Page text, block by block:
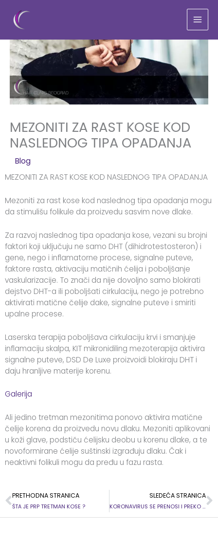
sadržaj
MEZONITI ZA RAST KOSE KOD
NASLEDNOG TIPA OPADANJA
Blog
MEZONITI ZA RAST KOSE KOD NASLEDNOG TIPA OPADANJA
Mezoniti za rast kose kod naslednog tipa opadanja mogu
da stimulišu folikule da proizvedu sasvim nove dlake.
Za razvoj naslednog tipa opadanja kose, vezani su brojni
faktori koji uključuju ne samo DHT (dihidrotestosteron) i
gene, nego i inflamatorne procese, signalne puteve,
faktore rasta, aktivaciju matičnih ćelija i poboljšanje
vaskularizacije. To znači da nije dovoljno samo blokirati
dejstvo DHT-a ili poboljšati cirkulaciju, nego je potrebno
aktivirati matične čelije dake, signalne puteve i smiriti
upalne procese.
Laserska terapija poboljšava cirkulaciju krvi i smanjuje
inflamaciju skalpa, KIT mikronidiling mezoterapija aktivira
signalne puteve, DSD De Luxe proizvoidi blokiraju DHT i
daju hranljive materije korenu.
Galerija
Ali jedino tretman mezonitima ponovo aktivira matične
čelije korena da proizvedu novu dlaku. Mezoniti aplikovani
u koži glave, podstiču ćelijsku deobu u korenu dlake, a te
novoformirane ćelije suštinski izgrađuju dlaku. Čak i
neaktivni folikuli mogu da pređu u fazu rasta.
Prev
PRETHODNA STRANICA
ŠTA JE PRP TRETMAN KOSE ?
SLEDEĆA STRANICA
KORONAVIRUS SE PRENOSI I PREKO KOSE – dr Elena Arsova za Praktičnu Ženu